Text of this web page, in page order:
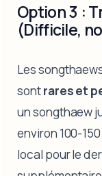
Option 3 :
(Difficile,
Les
sontrares et
un songthaew
environ 100-
local pour le